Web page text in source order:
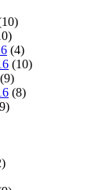
(4)
(10)
(9)
(8)